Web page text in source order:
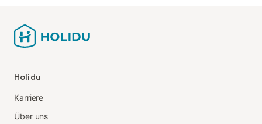
Holidu
Karriere
Über uns